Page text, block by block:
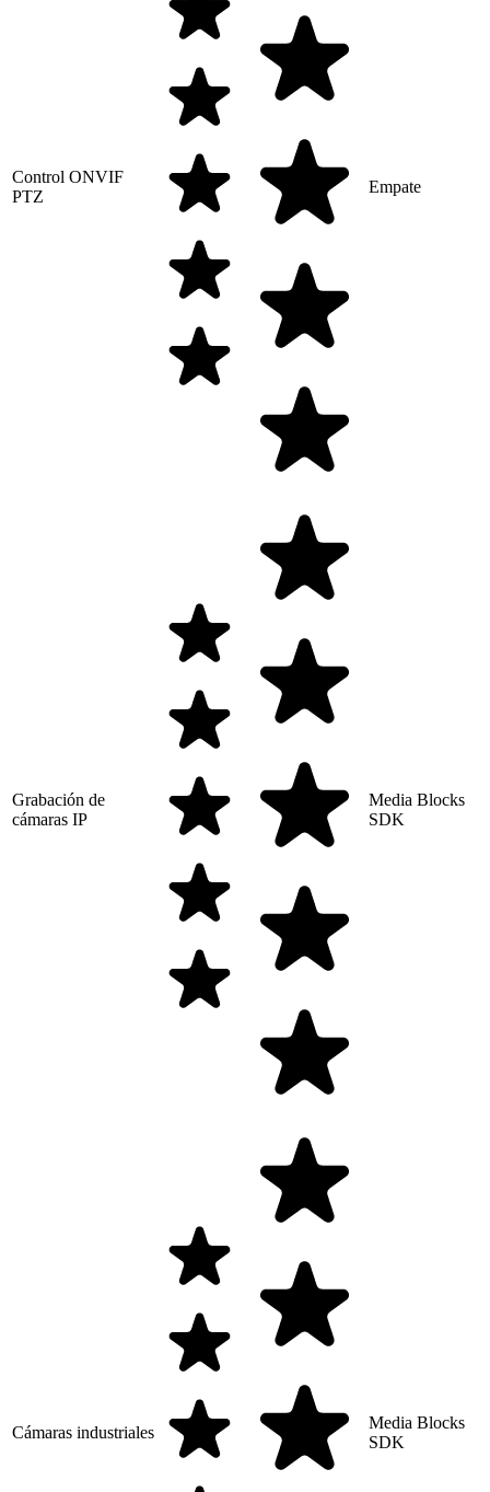
Control ONVIF
PTZ
Empate
Grabación de
cámaras IP
Media Blocks
SDK
Cámaras industriales
Media Blocks
SDK